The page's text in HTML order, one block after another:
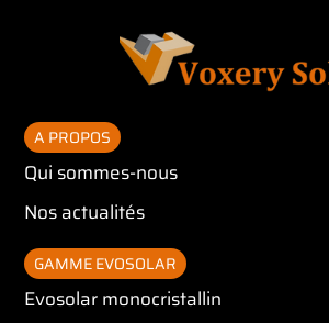
A PROPOS
Qui sommes-nous
Nos actualités
GAMME EVOSOLAR
Evosolar monocristallin